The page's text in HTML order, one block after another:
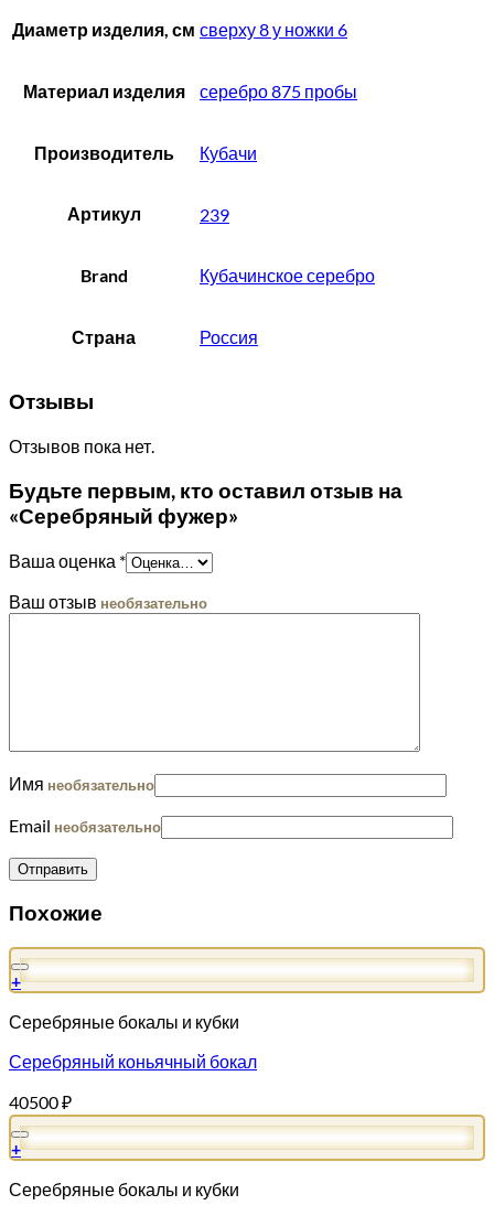
Диаметр изделия, см сверху 8 у ножки 6
Материал изделия серебро 875 пробы
Производитель Кубачи
Артикул 239
Brand Кубачинское серебро
Страна Россия
Отзывы
Отзывов пока нет.
Будьте первым, кто оставил отзыв на
«Серебряный фужер»
Ваша оценка *
Ваш отзыв необязательно
Имя необязательно
Email необязательно
Похожие
+
Серебряные бокалы и кубки
Серебряный коньячный бокал
40500₽
+
Серебряные бокалы и кубки